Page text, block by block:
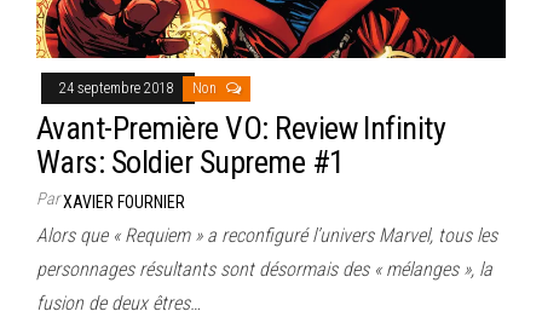
24 septembre 2018 Non
Avant-Première VO: Review Infinity
Wars: Soldier Supreme #1
ParXAVIER FOURNIER
Alors que « Requiem » a reconfiguré l’univers Marvel, tous les
personnages résultants sont désormais des « mélanges », la
fusion de deux êtres…